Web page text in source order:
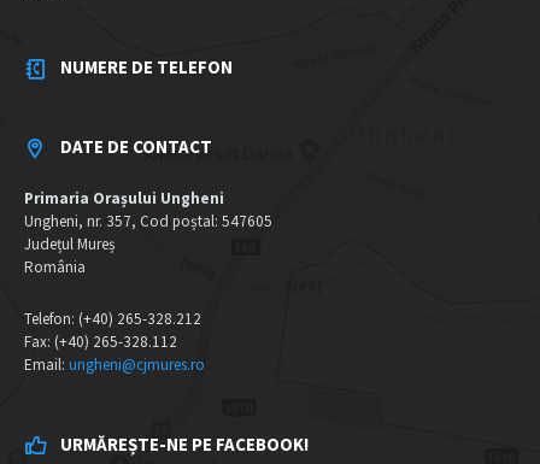
NUMERE DE TELEFON
DATE DE CONTACT
Primaria Orașului Ungheni
Ungheni, nr. 357, Cod poștal: 547605
Județul Mureș
România
Telefon: (+40) 265-328.212
Fax: (+40) 265-328.112
Email: ungheni@cjmures.ro
URMĂREȘTE-NE PE FACEBOOK!